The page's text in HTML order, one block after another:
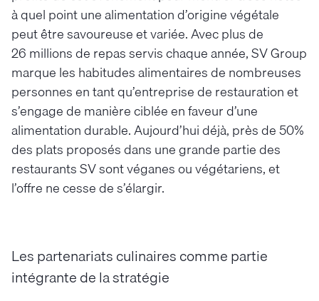
à quel point une alimentation d’origine végétale
peut être savoureuse et variée. Avec plus de
26 millions de repas servis chaque année, SV Group
marque les habitudes alimentaires de nombreuses
personnes en tant qu’entreprise de restauration et
s’engage de manière ciblée en faveur d’une
alimentation durable. Aujourd’hui déjà, près de 50%
des plats proposés dans une grande partie des
restaurants SV sont véganes ou végétariens, et
l’offre ne cesse de s’élargir.
Les partenariats culinaires comme partie
intégrante de la stratégie